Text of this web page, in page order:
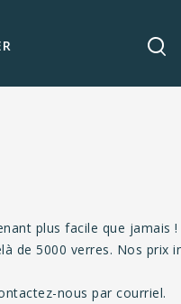
plus facile que jamais !
de 5000 verres. Nos prix
nous par courriel.